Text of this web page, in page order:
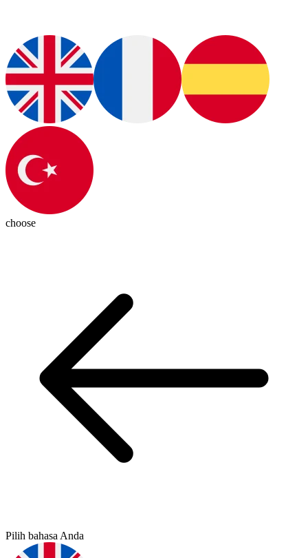
choose
Pilih bahasa Anda